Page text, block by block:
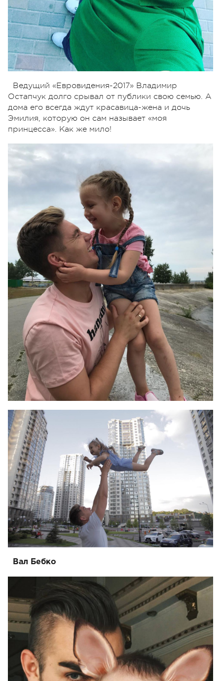
Ведущий «Евровидения-2017» Владимир
Остапчук долго срывал от публики свою семью. А
дома его всегда ждут красавица-жена и дочь
Эмилия, которую он сам называет «моя
принцесса». Как же мило!
Вал Бебко